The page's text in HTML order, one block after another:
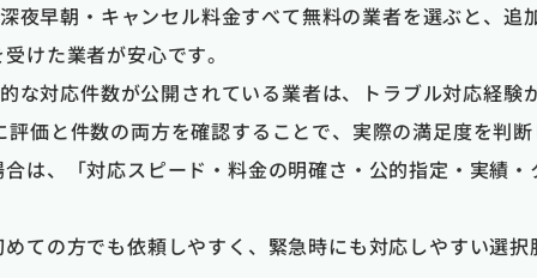
早朝・キャンセル料金すべて無料の業者を選ぶと、追
けた業者が安心です。
対応件数が公開されている業者は、トラブル対応経験
価と件数の両方を確認することで、実際の満足度を判断
は、「対応スピード・料金の明確さ・公的指定・実績
ての方でも依頼しやすく、緊急時にも対応しやすい選択